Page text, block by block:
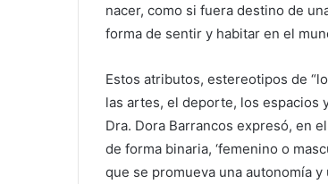
nacer, como si fuera destino de
forma de sentir y habitar en el
Estos atributos, estereotipos de
las artes, el deporte, los espacios
Dra. Dora Barrancos expresó, en
de forma binaria, ‘femenino o
que se promueva una autonomía